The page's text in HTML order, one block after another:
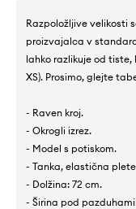
Razpoložljive velikosti
proizvajalca v
lahko razlikuje od tiste,
XS). Prosimo, glejte
- Raven kroj.
- Okrogli izrez.
- Model s potiskom.
- Tanka, elastična
- Dolžina: 72 cm.
- Širina pod